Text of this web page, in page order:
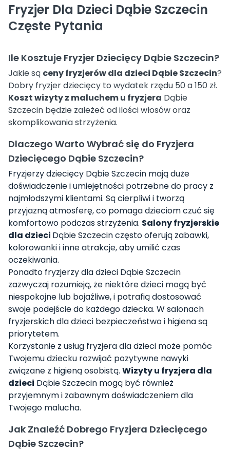
Fryzjer Dla Dzieci Dąbie Szczecin
Częste Pytania
Ile Kosztuje Fryzjer Dziecięcy Dąbie Szczecin?
Jakie są ceny fryzjerów dla dzieci Dąbie Szczecin?
Dobry fryzjer dziecięcy to wydatek rzędu 50 a 150 zł.
Koszt wizyty z maluchem u fryzjera Dąbie
Szczecin będzie zależeć od ilości włosów oraz
skomplikowania strzyżenia.
Dlaczego Warto Wybrać się do Fryzjera
Dziecięcego Dąbie Szczecin?
Fryzjerzy dziecięcy Dąbie Szczecin mają duże
doświadczenie i umiejętności potrzebne do pracy z
najmłodszymi klientami. Są cierpliwi i tworzą
przyjazną atmosferę, co pomaga dzieciom czuć się
komfortowo podczas strzyżenia. Salony fryzjerskie
dla dzieci Dąbie Szczecin często oferują zabawki,
kolorowanki i inne atrakcje, aby umilić czas
oczekiwania.
Ponadto fryzjerzy dla dzieci Dąbie Szczecin
zazwyczaj rozumieją, że niektóre dzieci mogą być
niespokojne lub bojaźliwe, i potrafią dostosować
swoje podejście do każdego dziecka. W salonach
fryzjerskich dla dzieci bezpieczeństwo i higiena są
priorytetem.
Korzystanie z usług fryzjera dla dzieci może pomóc
Twojemu dziecku rozwijać pozytywne nawyki
związane z higieną osobistą. Wizyty u fryzjera dla
dzieci Dąbie Szczecin mogą być również
przyjemnym i zabawnym doświadczeniem dla
Twojego malucha.
Jak Znaleźć Dobrego Fryzjera Dziecięcego
Dąbie Szczecin?